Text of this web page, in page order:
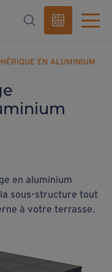
EN ALUMINIUM
en aluminium
sous-structure tout
à votre terrasse.